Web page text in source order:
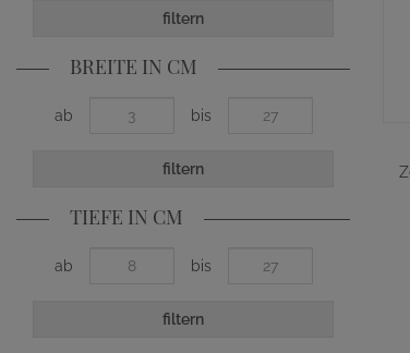
filtern
BREITE IN CM
ab bis
filtern
TIEFE IN CM
ab bis
filtern